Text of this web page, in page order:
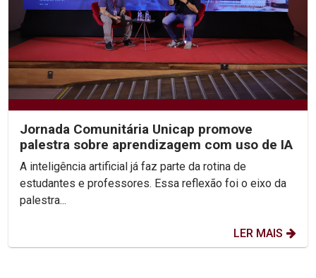
Jornada Comunitária Unicap promove
palestra sobre aprendizagem com uso de IA
A inteligência artificial já faz parte da rotina de
estudantes e professores. Essa reflexão foi o eixo da
palestra...
LER MAIS